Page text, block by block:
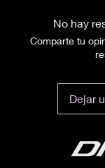
No hay
Comparte tu
Dejar